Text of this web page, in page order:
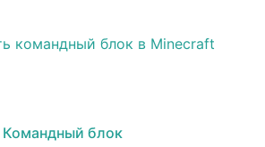
Командный блок